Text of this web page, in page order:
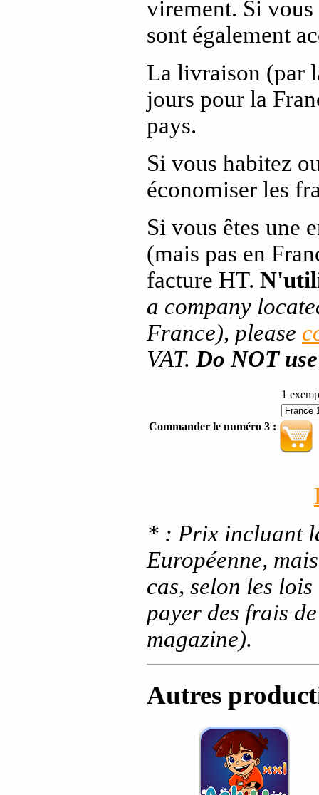
virement. Si vous
sont également
La livraison (par
jours pour la
pays.
Si vous habitez
économiser les
Si vous êtes une
(mais pas en
facture HT.
a company
France), please
VAT. Do NOT
Commander le numéro 3 :
1
* : Prix incluant
Européenne,
cas, selon les
payer des frais
magazine).
Autres